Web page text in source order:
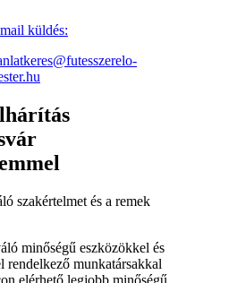
küldés:
szakértelmet és a remek
minőségű eszközökkel és
rendelkező munkatársakkal
elérhető legjobb minőségű